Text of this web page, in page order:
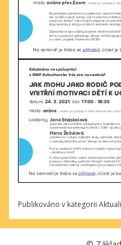
Publikováno v kategorii